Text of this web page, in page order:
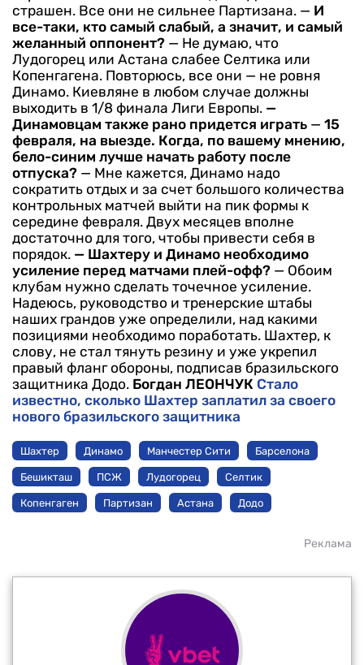
страшен. Все они не сильнее Партизана. — И
все-таки, кто самый слабый, а значит, и самый
желанный оппонент? — Не думаю, что
Лудогорец или Астана слабее Селтика или
Копенгагена. Повторюсь, все они — не ровня
Динамо. Киевляне в любом случае должны
выходить в 1/8 финала Лиги Европы. —
Динамовцам также рано придется играть — 15
февраля, на выезде. Когда, по вашему мнению,
бело-синим лучше начать работу после
отпуска? — Мне кажется, Динамо надо
сократить отдых и за счет большого количества
контрольных матчей выйти на пик формы к
середине февраля. Двух месяцев вполне
достаточно для того, чтобы привести себя в
порядок. — Шахтеру и Динамо необходимо
усиление перед матчами плей-офф? — Обоим
клубам нужно сделать точечное усиление.
Надеюсь, руководство и тренерские штабы
наших грандов уже определили, над какими
позициями необходимо поработать. Шахтер, к
слову, не стал тянуть резину и уже укрепил
правый фланг обороны, подписав бразильского
защитника Додо. Богдан ЛЕОНЧУК Стало
известно, сколько Шахтер заплатил за своего
нового бразильского защитника
Шахтер Динамо Манчестер Сити Барселона
Бешикташ ПСЖ Лудогорец Селтик
Копенгаген Партизан Астана Додо
Реклама